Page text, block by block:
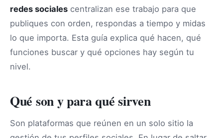
redes sociales centralizan ese trabajo para que
publiques con orden, respondas a tiempo y midas
lo que importa. Esta guía explica qué hacen, qué
funciones buscar y qué opciones hay según tu
nivel.
Qué son y para qué sirven
Son plataformas que reúnen en un solo sitio la